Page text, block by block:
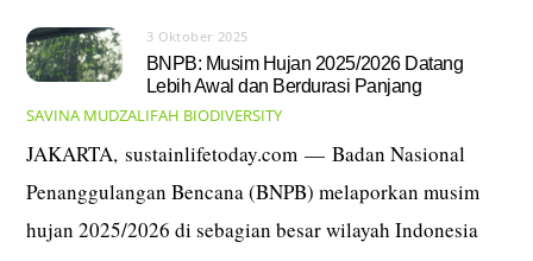
3 Oktober 2025
BNPB: Musim Hujan 2025/2026 Datang
Lebih Awal dan Berdurasi Panjang
SAVINA MUDZALIFAH BIODIVERSITY
JAKARTA, sustainlifetoday.com — Badan Nasional
Penanggulangan Bencana (BNPB) melaporkan musim
hujan 2025/2026 di sebagian besar wilayah Indonesia